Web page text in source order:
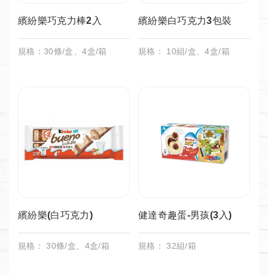
繽紛樂巧克力棒2入
規格：30條/盒、4盒/箱
繽紛樂白巧克力3包裝
規格： 10組/盒、4盒/箱
繽紛樂(白巧克力)
規格： 30條/盒、4盒/箱
健達奇趣蛋-男孩(3入)
規格： 32組/箱